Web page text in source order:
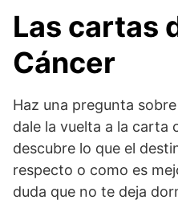
Las cartas
Cáncer
Haz una pregunta
dale la vuelta a la carta
descubre lo que el
respecto o como es
duda que no te deja